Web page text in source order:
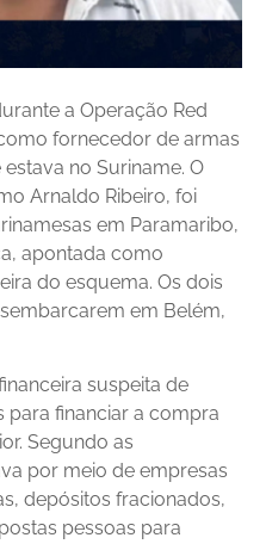
a Operação Red
fornecedor de armas
no Suriname. O
Arnaldo Ribeiro, foi
em Paramaribo,
apontada como
do esquema. Os dois
em Belém,
suspeita de
financiar a compra
Segundo as
por meio de empresas
depósitos fracionados,
pessoas para